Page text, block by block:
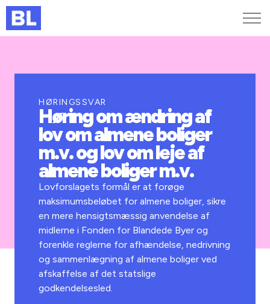
Kurser og arrangementer
Jobportalen
HØRINGSSVAR
Høring om ændring af
lov om almene boliger
m.v. og lov om leje af
almene boliger m.v.
Lovforslagets formål er at forøge
maksimumsbeløbet for almene boliger, sikre
en mere hensigtsmæssig anvendelse af
midlerne i Fonden for Blandede Byer og
forenkle reglerne for afhændelse, nedrivning
og sammenlægning af almene boliger ved
afskaffelse af det statslige
godkendelsesled.